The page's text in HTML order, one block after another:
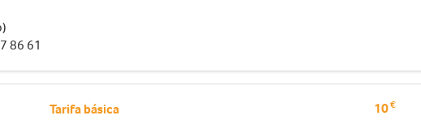
86 61
Tarifa básica 10€